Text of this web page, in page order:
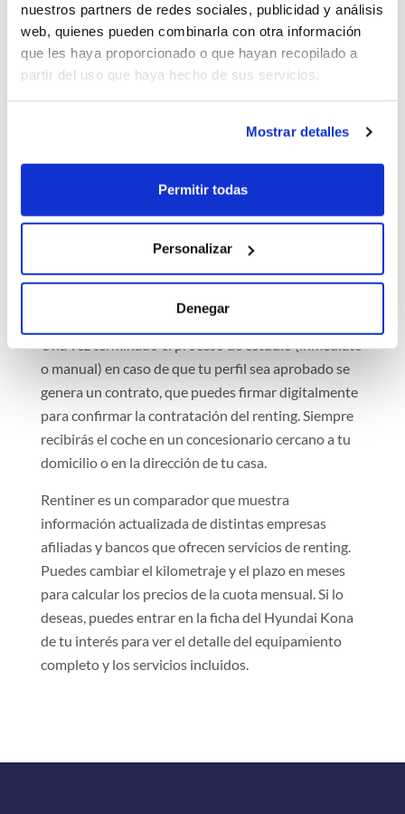
nuestros partners de redes sociales, publicidad y análisis
web, quienes pueden combinarla con otra información
que les haya proporcionado o que hayan recopilado a
partir del uso que haya hecho de sus servicios.
Mostrar detalles
Permitir todas
Personalizar
Denegar
Si eres autónomo o empresa:
Ponte en contacto con un asesor para que te indique
laboral. En caso de empresas puede que además de
los IVAs necesitemos escrituras de la empresa para
revisar que el administrador de la sociedad sea
estudio online porque un analista de riesgos debe
analizar la documentación manualmente para
Una vez terminado el proceso de estudio (inmediato
o manual) en caso de que tu perfil sea aprobado se
genera un contrato, que puedes firmar digitalmente
para confirmar la contratación del renting. Siempre
recibirás el coche en un concesionario cercano a tu
domicilio o en la dirección de tu casa.
Rentiner es un comparador que muestra
información actualizada de distintas empresas
afiliadas y bancos que ofrecen servicios de renting.
Puedes cambiar el kilometraje y el plazo en meses
para calcular los precios de la cuota mensual. Si lo
deseas, puedes entrar en la ficha del Hyundai Kona
de tu interés para ver el detalle del equipamiento
completo y los servicios incluidos.